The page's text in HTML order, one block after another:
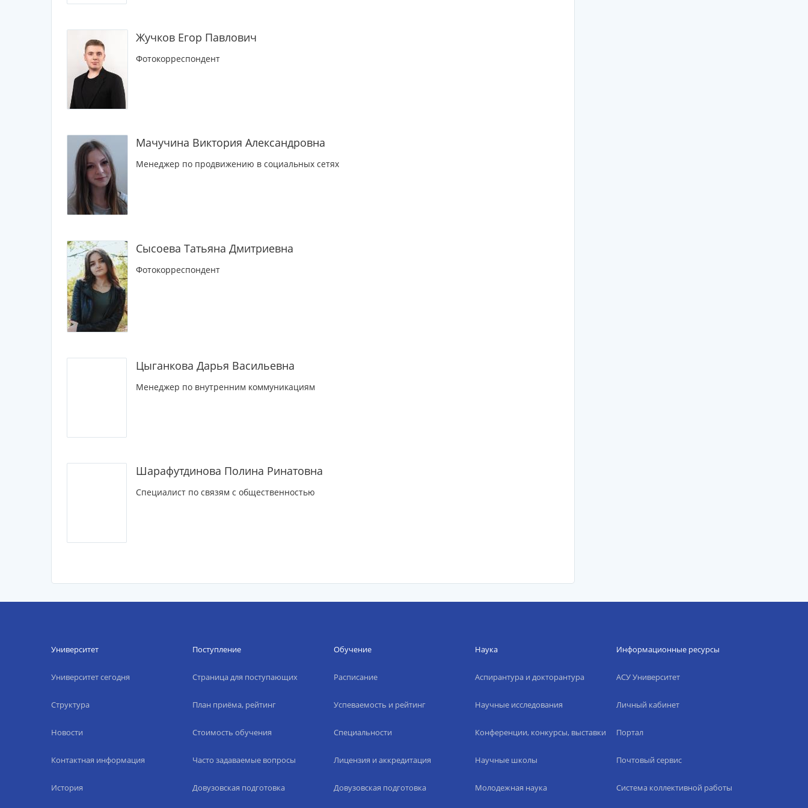
Жучков Егор Павлович
Фотокорреспондент
Мачучина Виктория Александровна
Менеджер по продвижению в социальных сетях
Сысоева Татьяна Дмитриевна
Фотокорреспондент
Цыганкова Дарья Васильевна
Менеджер по внутренним коммуникациям
Шарафутдинова Полина Ринатовна
Специалист по связям с общественностью
Университет
Университет сегодня
Структура
Новости
Контактная информация
История
Поступление
Страница для поступающих
План приёма, рейтинг
Стоимость обучения
Часто задаваемые вопросы
Довузовская подготовка
Обучение
Расписание
Успеваемость и рейтинг
Специальности
Лицензия и аккредитация
Довузовская подготовка
Наука
Аспирантура и докторантура
Научные исследования
Конференции, конкурсы, выставки
Научные школы
Молодежная наука
Информационные ресурсы
АСУ Университет
Личный кабинет
Портал
Почтовый сервис
Система коллективной работы